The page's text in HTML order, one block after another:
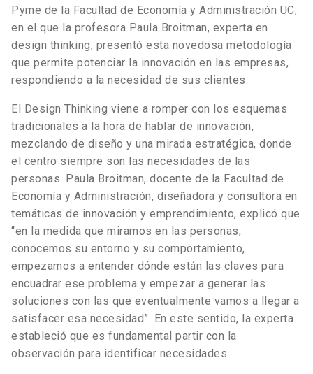
Pyme de la Facultad de Economía y Administración UC,
en el que la profesora Paula Broitman, experta en
design thinking, presentó esta novedosa metodología
que permite potenciar la innovación en las empresas,
respondiendo a la necesidad de sus clientes.
El Design Thinking viene a romper con los esquemas
tradicionales a la hora de hablar de innovación,
mezclando de diseño y una mirada estratégica, donde
el centro siempre son las necesidades de las
personas. Paula Broitman, docente de la Facultad de
Economía y Administración, diseñadora y consultora en
temáticas de innovación y emprendimiento, explicó que
“en la medida que miramos en las personas,
conocemos su entorno y su comportamiento,
empezamos a entender dónde están las claves para
encuadrar ese problema y empezar a generar las
soluciones con las que eventualmente vamos a llegar a
satisfacer esa necesidad”. En este sentido, la experta
estableció que es fundamental partir con la
observación para identificar necesidades.